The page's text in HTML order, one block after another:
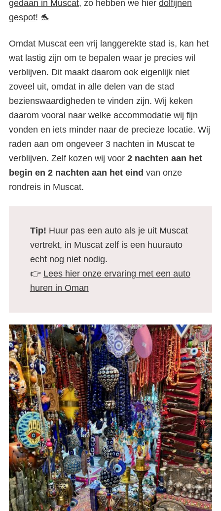
gedaan in Muscat, zo hebben we hier dolfijnen
gespot! 🐬
Omdat Muscat een vrij langgerekte stad is, kan het
wat lastig zijn om te bepalen waar je precies wil
verblijven. Dit maakt daarom ook eigenlijk niet
zoveel uit, omdat in alle delen van de stad
bezienswaardigheden te vinden zijn. Wij keken
daarom vooral naar welke accommodatie wij fijn
vonden en iets minder naar de precieze locatie. Wij
raden aan om ongeveer 3 nachten in Muscat te
verblijven. Zelf kozen wij voor 2 nachten aan het
begin en 2 nachten aan het eind van onze
rondreis in Muscat.
Tip! Huur pas een auto als je uit Muscat
vertrekt, in Muscat zelf is een huurauto
echt nog niet nodig.
👉 Lees hier onze ervaring met een auto
huren in Oman